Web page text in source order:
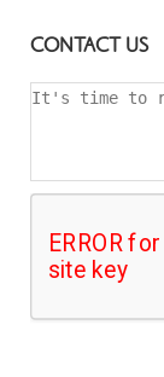
CONTACT US